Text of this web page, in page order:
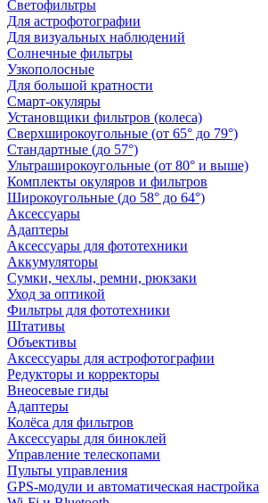
Светофильтры
Для астрофотографии
Для визуальных наблюдений
Солнечные фильтры
Узкополосные
Для большой кратности
Смарт-окуляры
Установщики фильтров (колеса)
Сверхширокоугольные (от 65° до 79°)
Стандартные (до 57°)
Ультраширокоугольные (от 80° и выше)
Комплекты окуляров и фильтров
Широкоугольные (до 58° до 64°)
Аксессуары
Адаптеры
Аксессуары для фототехники
Аккумуляторы
Сумки, чехлы, ремни, рюкзаки
Уход за оптикой
Фильтры для фототехники
Штативы
Объективы
Аксессуары для астрофотографии
Редукторы и корректоры
Внеосевые гиды
Адаптеры
Колёса для фильтров
Аксессуары для биноклей
Управление телескопами
Пульты управления
GPS-модули и автоматическая настройка